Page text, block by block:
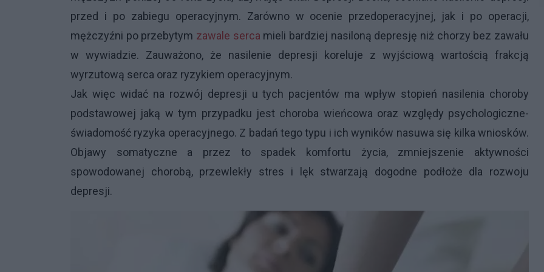
przed i po zabiegu operacyjnym. Zarówno w ocenie przedoperacyjnej, jak i po operacji,
mężczyźni po przebytym zawale serca mieli bardziej nasiloną depresję niż chorzy bez zawału
w wywiadzie. Zauważono, że nasilenie depresji koreluje z wyjściową wartością frakcją
wyrzutową serca oraz ryzykiem operacyjnym.
Jak więc widać na rozwój depresji u tych pacjentów ma wpływ stopień nasilenia choroby
podstawowej jaką w tym przypadku jest choroba wieńcowa oraz względy psychologiczne-
świadomość ryzyka operacyjnego. Z badań tego typu i ich wyników nasuwa się kilka wniosków.
Objawy somatyczne a przez to spadek komfortu życia, zmniejszenie aktywności
spowodowanej chorobą, przewlekły stres i lęk stwarzają dogodne podłoże dla rozwoju
depresji.